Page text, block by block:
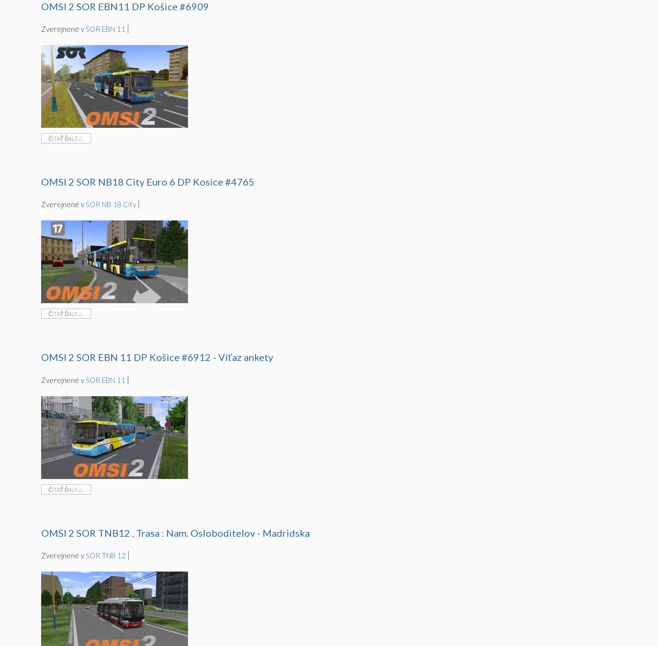
OMSI 2 SOR EBN11 DP Košice #6909
Zverejnené vSOR EBN 11
ČÍTAŤ ĎALEJ...
OMSI 2 SOR NB18 City Euro 6 DP Kosice #4765
Zverejnené vSOR NB 18 City
ČÍTAŤ ĎALEJ...
OMSI 2 SOR EBN 11 DP Košice #6912 - Víťaz ankety
Zverejnené vSOR EBN 11
ČÍTAŤ ĎALEJ...
OMSI 2 SOR TNB12 , Trasa : Nam. Osloboditelov - Madridska
Zverejnené vSOR TNB 12